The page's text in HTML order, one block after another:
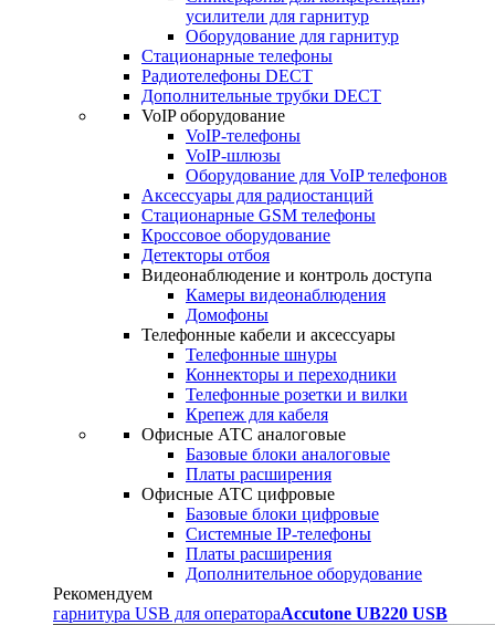
усилители для гарнитур
Оборудование для гарнитур
Стационарные телефоны
Радиотелефоны DECT
Дополнительные трубки DECT
VoIP оборудование
VoIP-телефоны
VoIP-шлюзы
Оборудование для VoIP телефонов
Аксессуары для радиостанций
Стационарные GSM телефоны
Кроссовое оборудование
Детекторы отбоя
Видеонаблюдение и контроль доступа
Камеры видеонаблюдения
Домофоны
Телефонные кабели и аксессуары
Телефонные шнуры
Коннекторы и переходники
Телефонные розетки и вилки
Крепеж для кабеля
Офисные АТС аналоговые
Базовые блоки аналоговые
Платы расширения
Офисные АТС цифровые
Базовые блоки цифровые
Системные IP-телефоны
Платы расширения
Дополнительное оборудование
Рекомендуем
гарнитура USB для оператораAccutone UB220 USB